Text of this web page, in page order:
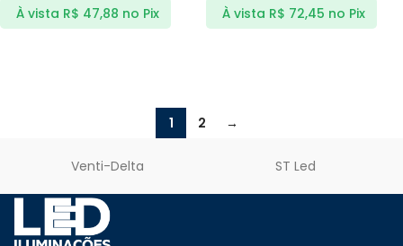
À vista R$ 47,88 no Pix À vista R$ 72,45 no Pix
1 2 →
Venti-Delta ST Led